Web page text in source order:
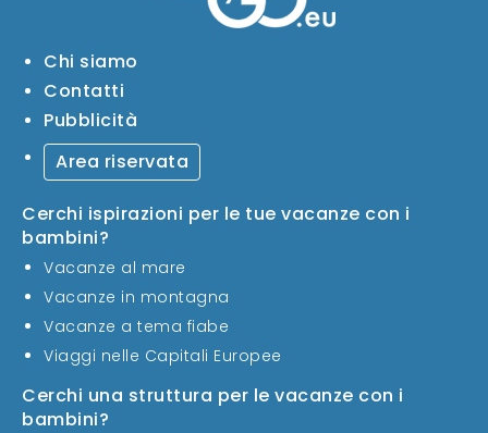
Chi siamo
Contatti
Pubblicità
Area riservata
Cerchi ispirazioni per le tue vacanze con i
bambini?
Vacanze al mare
Vacanze in montagna
Vacanze a tema fiabe
Viaggi nelle Capitali Europee
Cerchi una struttura per le vacanze con i
bambini?